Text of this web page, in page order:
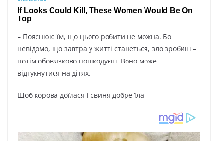
– Пояснюю їм, що цього робити не можна. Бо
невідомо, що завтра у житті станеться, зло зробиш –
потім обов’язково пошкодуєш. Воно може
відгукнутися на дітях.
Щоб корова доїлася і свиня добре їла